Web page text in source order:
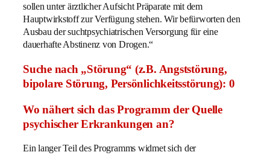
sollen unter ärztlicher Aufsicht Präparate mit dem
Hauptwirkstoff zur Verfügung stehen. Wir befürworten den
Ausbau der suchtpsychiatrischen Versorgung für eine
dauerhafte Abstinenz von Drogen.“
Suche nach „Störung“ (z.B. Angststörung,
bipolare Störung, Persönlichkeitsstörung): 0
Wo nähert sich das Programm der Quelle
psychischer Erkrankungen an?
Ein langer Teil des Programms widmet sich der